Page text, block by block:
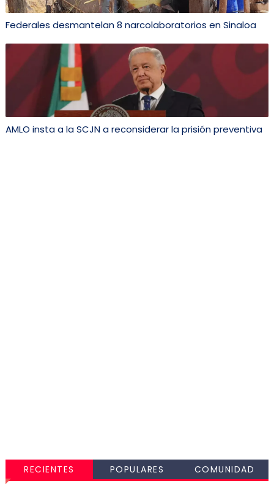
Federales desmantelan 8 narcolaboratorios en Sinaloa
AMLO insta a la SCJN a reconsiderar la prisión preventiva
RECIENTES POPULARES COMUNIDAD